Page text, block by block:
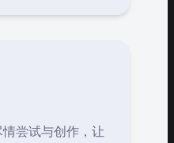
尝试与创作，让